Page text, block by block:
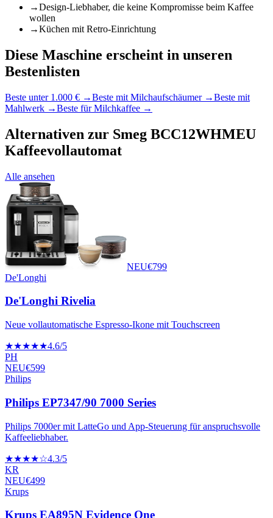
→Design-Liebhaber, die keine Kompromisse beim Kaffee
wollen
→Küchen mit Retro-Einrichtung
Diese Maschine erscheint in unseren
Bestenlisten
Beste unter 1.000 € →Beste mit Milchaufschäumer→Beste mit
Mahlwerk →Beste für Milchkaffee →
Alternativen zur Smeg BCC12WHMEU
Kaffeevollautomat
Alle ansehen
NEU€799
De'Longhi
De'Longhi Rivelia
Neue vollautomatische Espresso-Ikone mit Touchscreen
★★★★★4.6/5
PH
NEU€599
Philips
Philips EP7347/90 7000 Series
Philips 7000er mit LatteGo und App-Steuerung für anspruchsvolle
Kaffeeliebhaber.
★★★★☆4.3/5
KR
NEU€499
Krups
Krups EA895N Evidence One